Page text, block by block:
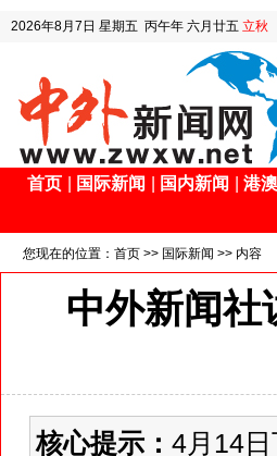
2026年8月7日 星期五 丙午年 六月廿五 立秋
首页 国际新闻 国内新闻 港
您现在的位置： 首页 >> 国际新闻 >> 内容
中外新闻社
核心提示： 4月14